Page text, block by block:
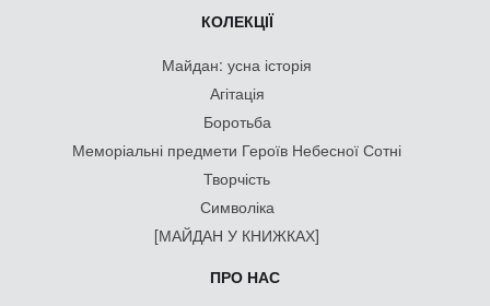
КОЛЕКЦІЇ
Майдан: усна історія
Агітація
Боротьба
Меморіальні предмети Героїв Небесної Сотні
Творчість
Символіка
[МАЙДАН У КНИЖКАХ]
ПРО НАС